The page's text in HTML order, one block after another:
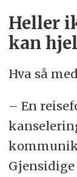
Heller
kan
Hva så
– En